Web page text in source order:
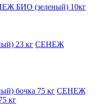
БИО (зеленый) 10кг
СЕНЕЖ
СЕНЕЖ
кг